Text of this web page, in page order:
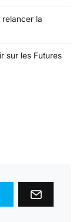
la
sur les Futures